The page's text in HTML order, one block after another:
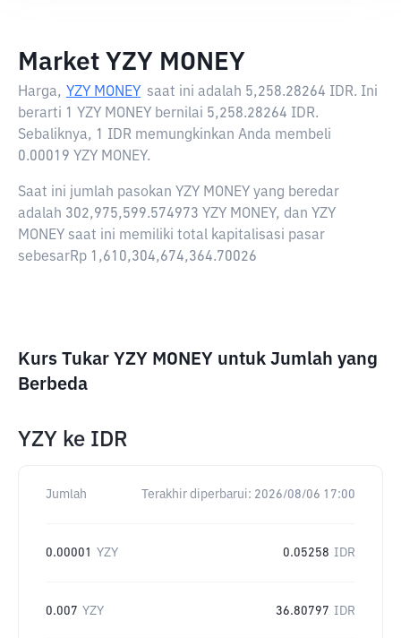
Market YZY MONEY
Harga, YZY MONEY saat ini adalah 5,258.28264 IDR. Ini
berarti 1 YZY MONEY bernilai 5,258.28264 IDR.
Sebaliknya, 1 IDR memungkinkan Anda membeli
0.00019 YZY MONEY.
Saat ini jumlah pasokan YZY MONEY yang beredar
adalah 302,975,599.574973 YZY MONEY, dan YZY
MONEY saat ini memiliki total kapitalisasi pasar
sebesarRp 1,610,304,674,364.70026
Kurs Tukar YZY MONEY untuk Jumlah yang
Berbeda
YZY ke IDR
Jumlah Terakhir diperbarui: 2026/08/06 17:00
0.00001 YZY 0.05258 IDR
0.007 YZY 36.80797 IDR